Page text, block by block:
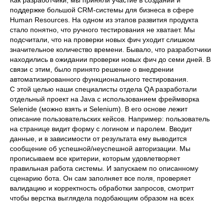
поддержке большой CRM-системы для бизнеса в сфере
Human Resources. На одном из этапов развития продукта
стало понятно, что ручного тестирования не хватает. Мы
подсчитали, что на проверки новых фич уходит слишком
значительное количество времени. Бывало, что разработчики
находились в ожидании проверки новых фич до семи дней. В
связи с этим, было принято решение о внедрении
автоматизированного функционального тестирования.
С этой целью наши специалисты отдела QA разработали
отдельный проект на Java с использованием фреймворка
Selenide (можно взять и Selenium). В его основе лежит
описание пользовательских кейсов. Например: пользователь
на странице видит форму с логином и паролем. Вводит
данные, и в зависимости от результата ему выводится
сообщение об успешной/неуспешной авторизации. Мы
прописываем все критерии, которым удовлетворяет
правильная работа системы. И запускаем по описанному
сценарию бота. Он сам заполняет все поля, проверяет
валидацию и корректность обработки запросов, смотрит
чтобы верстка выглядела подобающим образом на всех